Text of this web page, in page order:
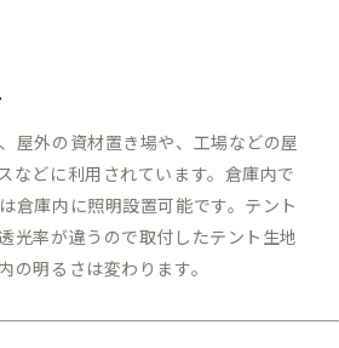
屋外の資材置き場や、工場などの屋
などに利用されています。倉庫内で
倉庫内に照明設置可能です。テント
光率が違うので取付したテント生地
の明るさは変わります。